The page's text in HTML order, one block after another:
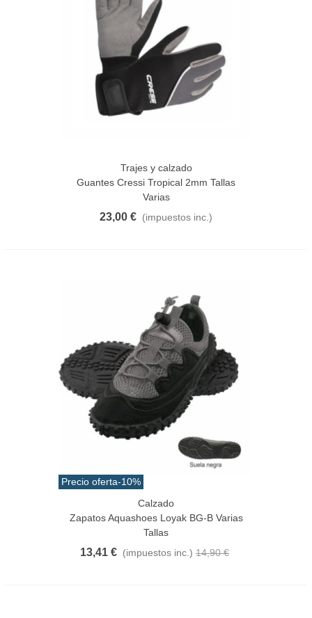
Trajes y calzado
Guantes Cressi Tropical 2mm Tallas
Varias
23,00 € (impuestos inc.)
Precio oferta-10%
Calzado
Zapatos Aquashoes Loyak BG-B Varias
Tallas
13,41 € (impuestos inc.) 14,90 €